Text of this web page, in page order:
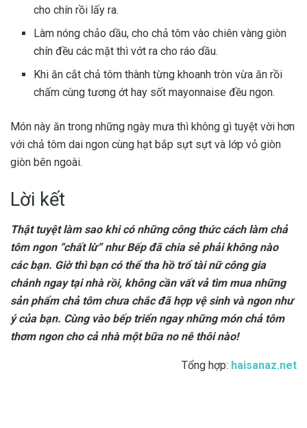
cho chín rồi lấy ra.
Làm nóng chảo dầu, cho chả tôm vào chiên vàng giòn
chín đều các mặt thì vớt ra cho ráo dầu.
Khi ăn cắt chả tôm thành từng khoanh tròn vừa ăn rồi
chấm cùng tương ớt hay sốt mayonnaise đều ngon.
Món này ăn trong những ngày mưa thì không gì tuyệt vời hơn
với chả tôm dai ngon cùng hạt bắp sựt sựt và lớp vỏ giòn
giòn bên ngoài.
Lời kết
Thật tuyệt làm sao khi có những công thức cách làm chả
tôm ngon “chất lừ” như Bếp đã chia sẻ phải không nào
các bạn. Giờ thì bạn có thể tha hồ trổ tài nữ công gia
chánh ngay tại nhà rồi, không cần vất vả tìm mua những
sản phẩm chả tôm chưa chắc đã hợp vệ sinh và ngon như
ý của bạn. Cùng vào bếp triển ngay những món chả tôm
thơm ngon cho cả nhà một bữa no nê thôi nào!
Tổng hợp: haisanaz.net